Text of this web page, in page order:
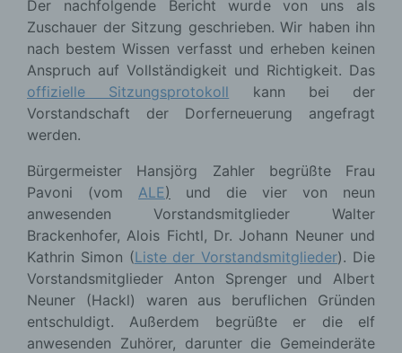
Der nachfolgende Bericht wurde von uns als
Zuschauer der Sitzung geschrieben. Wir haben ihn
nach bestem Wissen verfasst und erheben keinen
Anspruch auf Vollständigkeit und Richtigkeit. Das
offizielle Sitzungsprotokoll kann bei der
Vorstandschaft der Dorferneuerung angefragt
werden.
Bürgermeister Hansjörg Zahler begrüßte Frau
Pavoni (vom ALE) und die vier von neun
anwesenden Vorstandsmitglieder Walter
Brackenhofer, Alois Fichtl, Dr. Johann Neuner und
Kathrin Simon (Liste der Vorstandsmitglieder). Die
Vorstandsmitglieder Anton Sprenger und Albert
Neuner (Hackl) waren aus beruflichen Gründen
entschuldigt. Außerdem begrüßte er die elf
anwesenden Zuhörer, darunter die Gemeinderäte